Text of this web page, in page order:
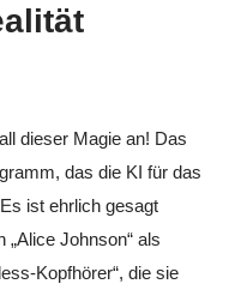
dieser Magie an! Das
das die KI für das
ist ehrlich gesagt
Johnson“ als
Kopfhörer“, die sie